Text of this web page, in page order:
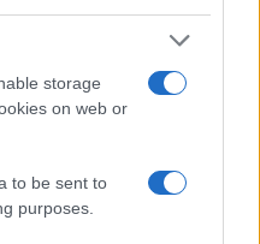
storage
on web or
to be sent to
purposes.